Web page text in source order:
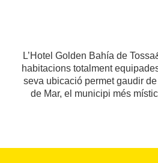
L’Hotel Golden Bahía de
habitacions totalment
seva ubicació permet gaudir
de Mar, el municipi més